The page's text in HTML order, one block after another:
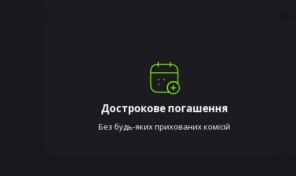
Дострокове погашення
Без будь-яких прихованих комісій